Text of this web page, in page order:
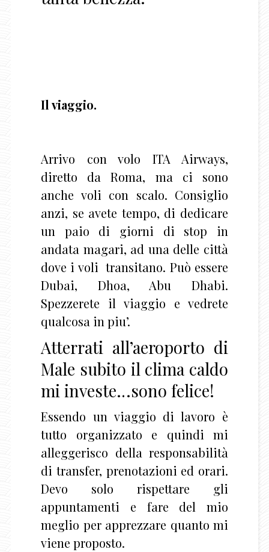
Il viaggio.
Arrivo con volo ITA Airways,
diretto da Roma, ma ci sono
anche voli con scalo. Consiglio
anzi, se avete tempo, di dedicare
un paio di giorni di stop in
andata magari, ad una delle città
dove i voli transitano. Può essere
Dubai, Dhoa, Abu Dhabi.
Spezzerete il viaggio e vedrete
qualcosa in piu’.
Atterrati all’aeroporto di
Male subito il clima caldo
mi investe…sono felice!
Essendo un viaggio di lavoro è
tutto organizzato e quindi mi
alleggerisco della responsabilità
di transfer, prenotazioni ed orari.
Devo solo rispettare gli
appuntamenti e fare del mio
meglio per apprezzare quanto mi
viene proposto.